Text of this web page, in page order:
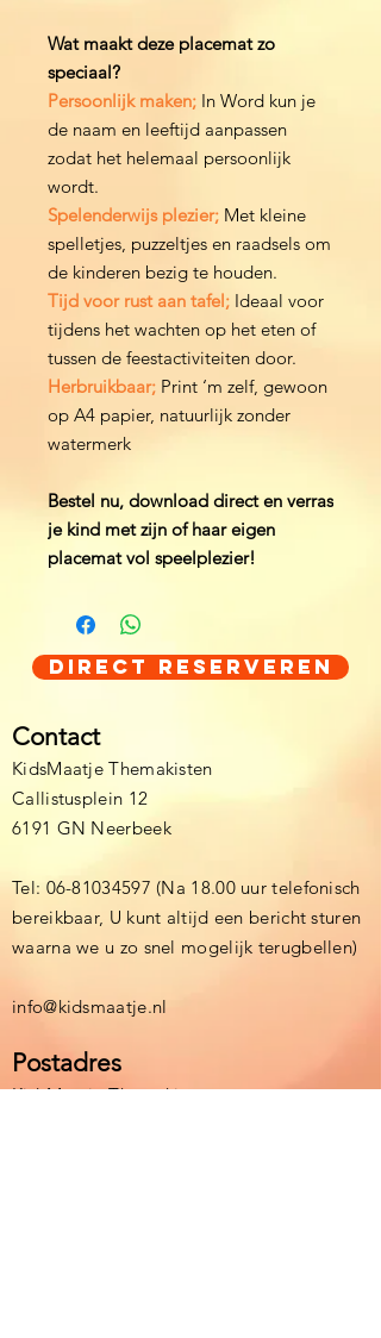
Wat maakt deze placemat zo
speciaal?
Persoonlijk maken; In Word kun je
de naam en leeftijd aanpassen
zodat het helemaal persoonlijk
wordt.
Spelenderwijs plezier; Met kleine
spelletjes, puzzeltjes en raadsels om
de kinderen bezig te houden.
Tijd voor rust aan tafel; Ideaal voor
tijdens het wachten op het eten of
tussen de feestactiviteiten door.
Herbruikbaar; Print ‘m zelf, gewoon
op A4 papier, natuurlijk zonder
watermerk
Bestel nu, download direct en verras
je kind met zijn of haar eigen
placemat vol speelplezier!
Direct Reserveren
Contact
KidsMaatje Themakisten
Callistusplein 12
6191 GN Neerbeek
Tel: 06-81034597 (Na 18.00 uur telefonisch
bereikbaar, U kunt altijd een bericht sturen
waarna we u zo snel mogelijk terugbellen)
info@kidsmaatje.nl
Postadres
KidsMaatje Themakisten